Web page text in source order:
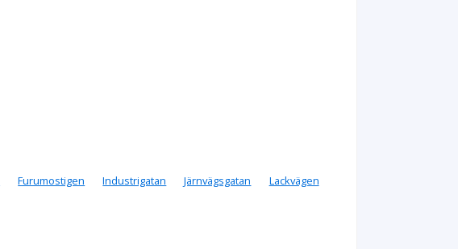
Furumostigen Industrigatan Järnvägsgatan
Lackvägen